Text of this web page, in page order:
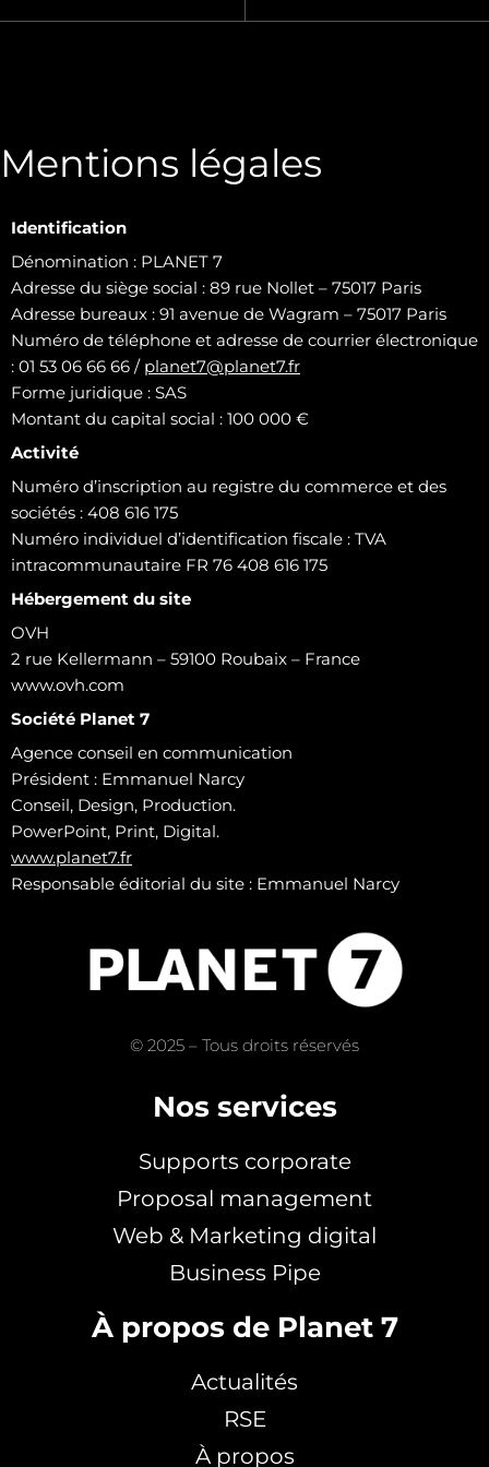
Mentions légales
Identification
Dénomination : PLANET 7
Adresse du siège social : 89 rue Nollet – 75017 Paris
Adresse bureaux : 91 avenue de Wagram – 75017 Paris
Numéro de téléphone et adresse de courrier électronique
: 01 53 06 66 66 / planet7@planet7.fr
Forme juridique : SAS
Montant du capital social : 100 000 €
Activité
Numéro d’inscription au registre du commerce et des
sociétés : 408 616 175
Numéro individuel d’identification fiscale : TVA
intracommunautaire FR 76 408 616 175
Hébergement du site
OVH
2 rue Kellermann – 59100 Roubaix – France
www.ovh.com
Société Planet 7
Agence conseil en communication
Président : Emmanuel Narcy
Conseil, Design, Production.
PowerPoint, Print, Digital.
www.planet7.fr
Responsable éditorial du site : Emmanuel Narcy
© 2025 – Tous droits réservés
Nos services
Supports corporate
Proposal management
Web & Marketing digital
Business Pipe
À propos de Planet 7
Actualités
RSE
À propos